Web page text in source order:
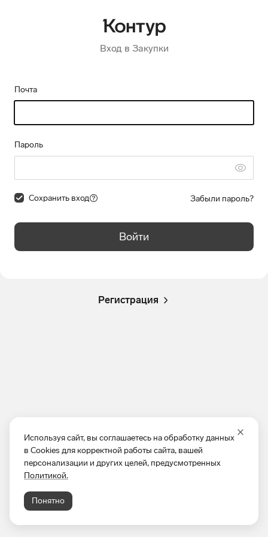
Используя сайт, вы соглашаетесь на обработку данных
в Cookies для корректной работы сайта, вашей
персонализации и других целей, предусмотренных
Политикой.
Понятно
Вход в Закупки
Почта
Пароль
Сохранить вход Забыли пароль?
Войти
Регистрация